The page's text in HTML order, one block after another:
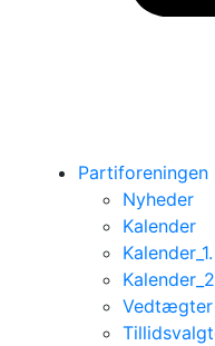
Partiforeningen
Nyheder
Kalender
Vedtægter